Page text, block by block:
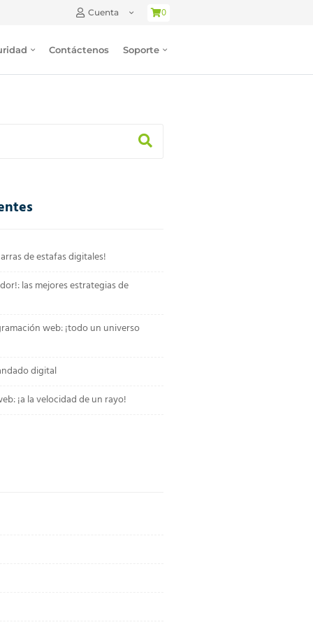
Cuenta 0
Contáctenos Soporte
de estafas digitales!
las mejores estrategias de
web: ¡todo un universo
digital
¡a la velocidad de un rayo!